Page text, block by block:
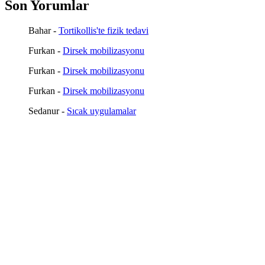
Son Yorumlar
Bahar- Tortikollis'te fizik tedavi
Furkan - Dirsek mobilizasyonu
Furkan - Dirsek mobilizasyonu
Furkan - Dirsek mobilizasyonu
Sedanur- Sıcak uygulamalar